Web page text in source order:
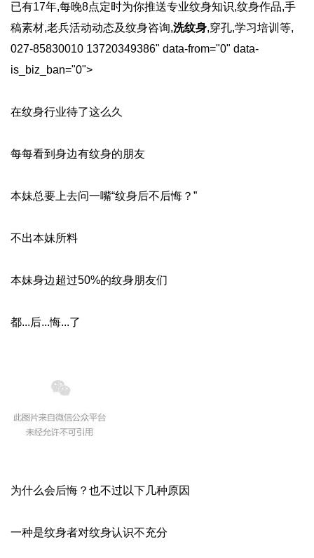
已有17年,每晚8点定时为你推送专业纹身知识,纹身作品,手
稿素材,老兵活动动态及纹身咨询,洗纹身,穿孔,学习培训等,
027-85830010 13720349386" data-from="0" data-
is_biz_ban="0">
在纹身行业待了这么久
每每看到身边有纹身的朋友
本妹总要上去问一嘴“纹身后不后悔？”
不出本妹所料
本妹身边超过50%的纹身朋友们
都...后...悔...了
为什么会后悔？也不过以下几种原因
一种是纹身者对纹身认识不充分